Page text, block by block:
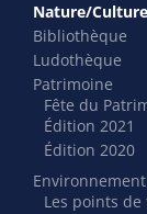
Nature/Culture
Bibliothèque
Ludothèque
Patrimoine
Fête du
Édition 2021
Édition 2020
Environnement
Les points de